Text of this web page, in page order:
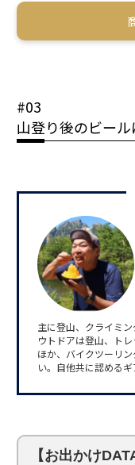
#03
山登り後のビー
主に登山、クライミ
ウトドアは登山、ト
ほか、バイクツーリ
い。自他共に認める
【お出かけ